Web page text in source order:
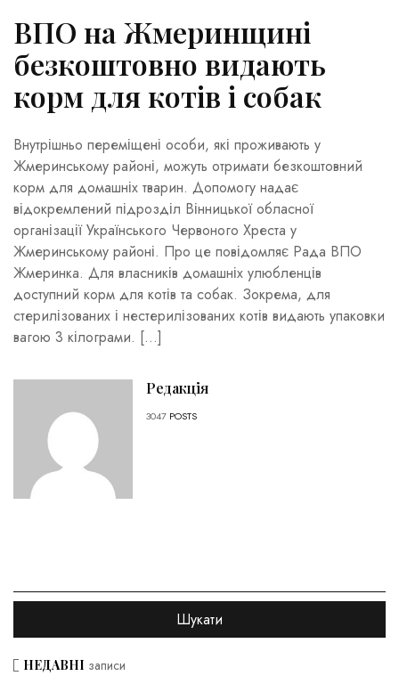
ВПО на Жмеринщині
безкоштовно видають
корм для котів і собак
Внутрішньо переміщені особи, які проживають у
Жмеринському районі, можуть отримати безкоштовний
корм для домашніх тварин. Допомогу надає
відокремлений підрозділ Вінницької обласної
організації Українського Червоного Хреста у
Жмеринському районі. Про це повідомляє Рада ВПО
Жмеринка. Для власників домашніх улюбленців
доступний корм для котів та собак. Зокрема, для
стерилізованих і нестерилізованих котів видають упаковки
вагою 3 кілограми. […]
Редакція
3047 POSTS
НЕДАВНІ записи